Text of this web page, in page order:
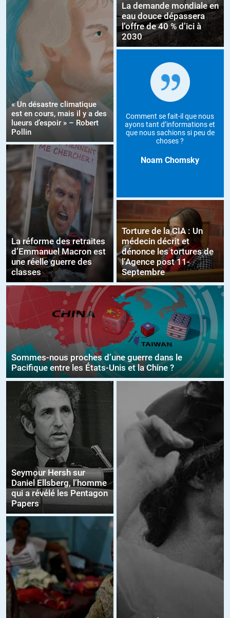
« Un désastre climatique
est en cours, mais il y a des
lueurs d’espoir » – Robert
Pollin
La réforme des retraites
d’Emmanuel Macron est
une réelle guerre des
classes
La demande mondiale en
eau douce dépassera
l’offre de 40 % d’ici à
2030
Comment se fait-il que nous
ayons tant d’informations et
que nous sachions si peu de
choses ?
Noam Chomsky
Torture de la CIA : Un
médecin décrit et
dénonce les tortures de
l’Agence post 11-
Septembre
Sommes-nous proches d’une guerre dans le
Pacifique entre les États-Unis et la Chine ?
Seymour Hersh sur
Daniel Ellsberg, l’homme
qui a révélé les Pentagon
Papers